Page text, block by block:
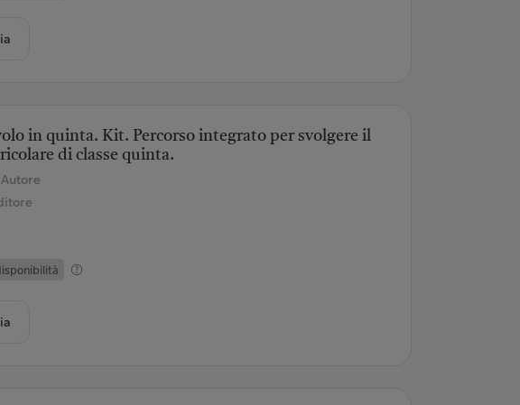
in quinta. Kit. Percorso integrato per svolgere il
di classe quinta.